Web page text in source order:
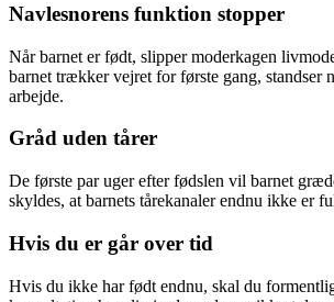
Navlesnorens funktion stopper
Når barnet er født, slipper moderkagen
barnet trækker vejret for første gang, standser
arbejde.
Gråd uden tårer
De første par uger efter fødslen vil barnet
skyldes, at barnets tårekanaler endnu ikke er
Hvis du er går over tid
Hvis du ikke har født endnu, skal du